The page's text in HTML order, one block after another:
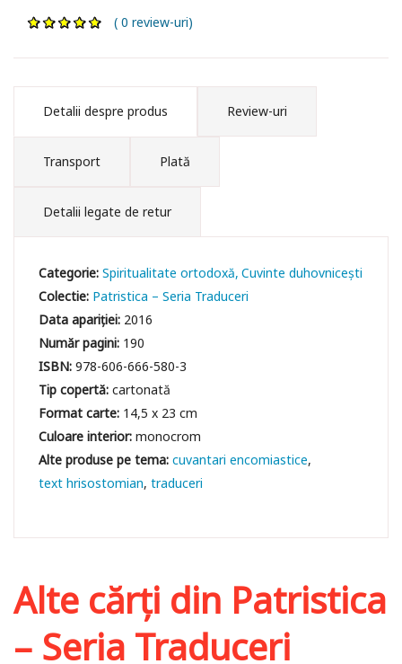
( 0 review-uri)
Detalii despre produs Review-uri
Transport Plată
Detalii legate de retur
Categorie:Spiritualitate ortodoxă Cuvinte duhovniceşti
Colectie: Patristica – Seria Traduceri
Data apariției: 2016
Număr pagini: 190
ISBN:978-606-666-580-3
Tip copertă:cartonată
Format carte: 14,5 x 23 cm
Culoare interior:monocrom
cuvantari encomiastice
text hrisostomian traduceri
Alte cărți din Patristica
– Seria Traduceri